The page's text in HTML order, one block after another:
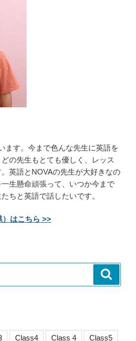
ます。今まで色んな先生に英語を
の先生もとても優しく、レッス
英語とNOVAの先生が大好きなの
生懸命頑張って、いつか今まで
ちと英語で話したいです。
）はこちら >>
Class4 Class 4 Class5